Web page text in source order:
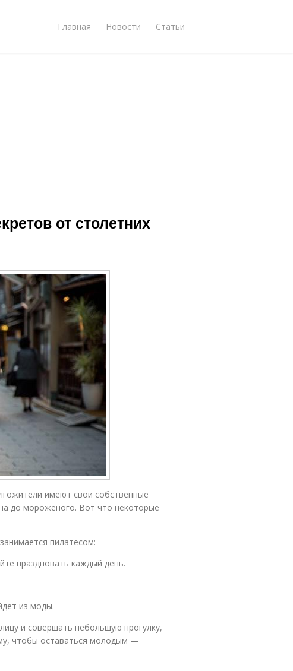
Главная Новости Статьи
от столетних
имеют свои собственные
до мороженого. Вот что некоторые
пилатесом:
праздновать каждый день.
из моды.
и совершать небольшую прогулку,
чтобы оставаться молодым —